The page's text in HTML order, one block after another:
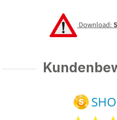
Download: